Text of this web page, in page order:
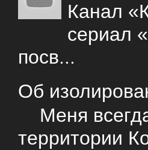
Канал
сериал
посв...
Об
Меня
территории